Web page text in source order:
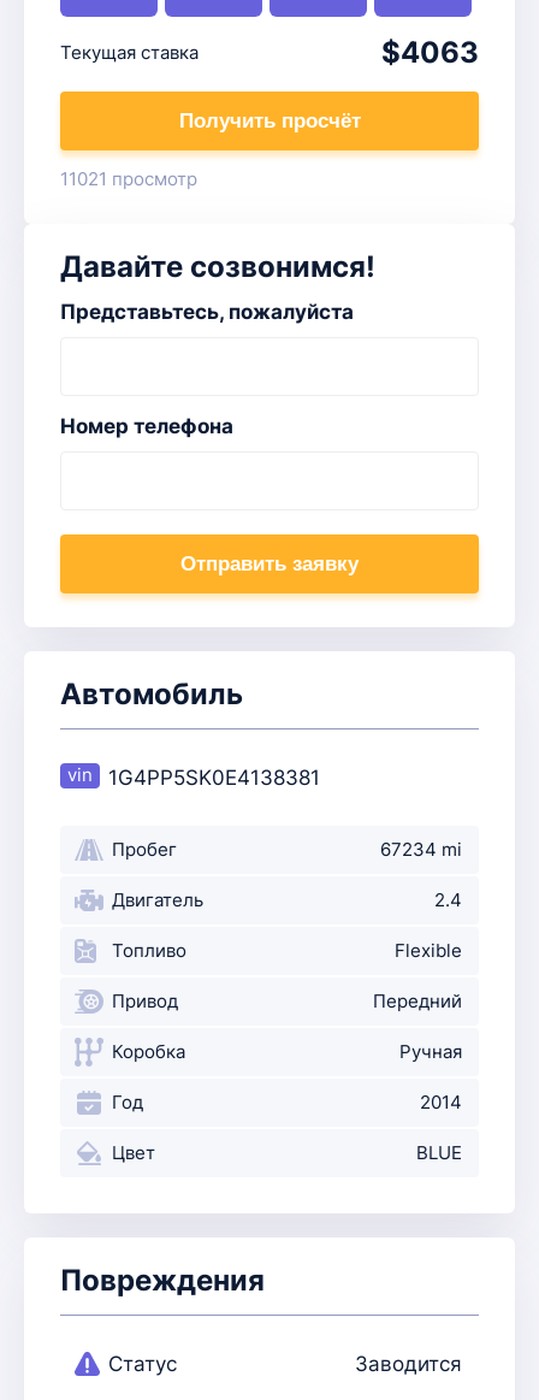
Текущая ставка $4063
Получить просчёт
11021 просмотр
Давайте созвонимся!
Представьтесь, пожалуйста
Номер телефона
Отправить заявку
Автомобиль
1G4PP5SK0E4138381
Пробег 67234 mi
Двигатель 2.4
Топливо Flexible
Привод Передний
Коробка Ручная
Год 2014
Цвет BLUE
Повреждения
Статус Заводится